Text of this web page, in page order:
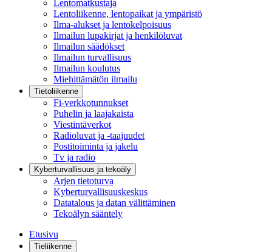
Lentomatkustaja
Lentoliikenne, lentopaikat ja ympäristö
Ilma-alukset ja lentokelpoisuus
Ilmailun lupakirjat ja henkilöluvat
Ilmailun säädökset
Ilmailun turvallisuus
Ilmailun koulutus
Miehittämätön ilmailu
Tietoliikenne
Fi-verkkotunnukset
Puhelin ja laajakaista
Viestintäverkot
Radioluvat ja -taajuudet
Postitoiminta ja jakelu
Tv ja radio
Kyberturvallisuus ja tekoäly
Arjen tietoturva
Kyberturvallisuuskeskus
Datatalous ja datan välittäminen
Tekoälyn sääntely
Etusivu
Tieliikenne